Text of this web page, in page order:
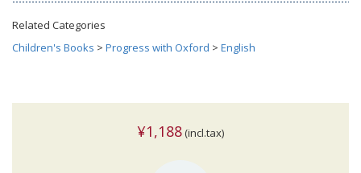
Related Categories
Children's Books > Progress with Oxford > English
¥1,188 (incl.tax)